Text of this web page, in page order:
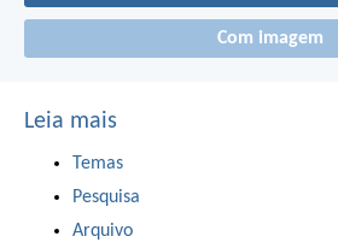
Com imagem
Leia mais
Temas
Pesquisa
Arquivo